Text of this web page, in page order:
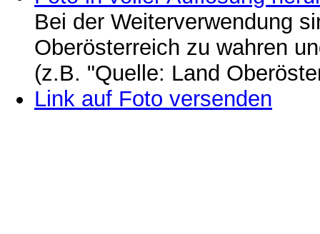
Bei der Weiterverwendung
Oberösterreich zu wahren
(z.B. "Quelle: Land
Link auf Foto versenden